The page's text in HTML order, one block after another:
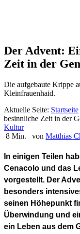
Der Advent:
Zeit in der
Die aufgebaute Krippe
Kleinfrauenhaid.
Aktuelle Seite: Startseite
besinnliche Zeit in der
Kultur
8 Min.
von Matthias
In einigen Teilen
Cenacolo und das
vorgestellt. Der
besonders
seinen Höhepunkt
Überwindung und
ein Leben aus dem